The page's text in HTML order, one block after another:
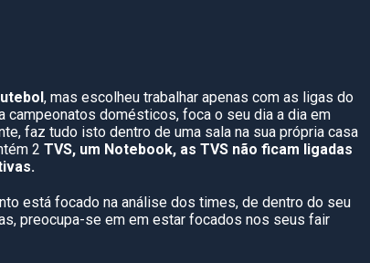
, mas escolheu trabalhar apenas com as ligas do
domésticos, foca o seu dia a dia em
faz tudo isto dentro de uma sala na sua própria casa
2 TVS, um Notebook, as TVS não ficam ligadas
está focado na análise dos times, de dentro do seu
preocupa-se em em estar focados nos seus fair